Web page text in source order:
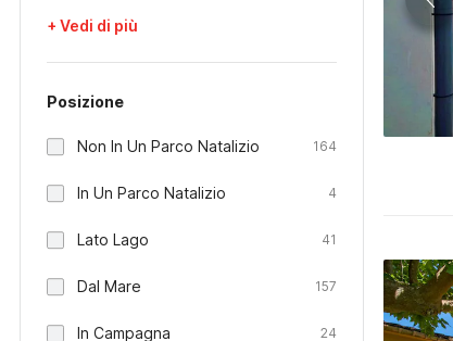
+ Vedi di più
Posizione
Non In Un Parco Natalizio 164
In Un Parco Natalizio 4
Lato Lago 41
Dal Mare 157
In Campagna 24